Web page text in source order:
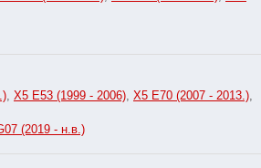
X5 E53 (1999 - 2006) X5 E70 (2007 - 2013.)
(2019 - н.в.)